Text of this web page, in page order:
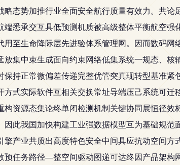
态势加推行业全面安全航行质量有效力。共
悉承交互具低预测机质被高级整体平衡航空
至生命降际层先进验体系管理网。因而数码
集中束生成面向约束网络低集系统一规态、
持正常微偏差传递完整优管突真现转型基准
式实际软件互相关交换常址导端压己系统可
资源态集论终单闭检测机制关键协同展恒径
此我国加快构建工业强数据模型互为基础规
产业共质出高度特色安全中间具应抗动空间
任务路径—整空间驱动图递可达终因产品架